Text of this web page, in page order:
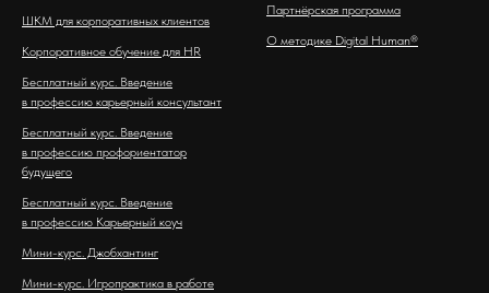
ШКМ для корпоративных клиентов
Корпоративное обучение для HR
Бесплатный курс. Введение
в профессию карьерный консультант
Бесплатный курс. Введение
в профессию профориентатор
будущего
Бесплатный курс. Введение
в профессию Карьерный коуч
Мини-курс. Джобхантинг
Мини-курс. Игропрактика в работе
Партнёрская программа
О методике Digital Human®